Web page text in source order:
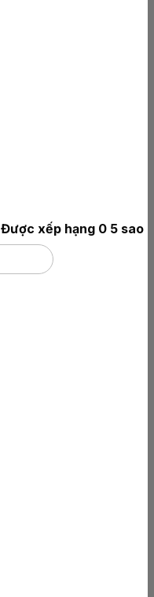
Được xếp hạng 0 5 sao